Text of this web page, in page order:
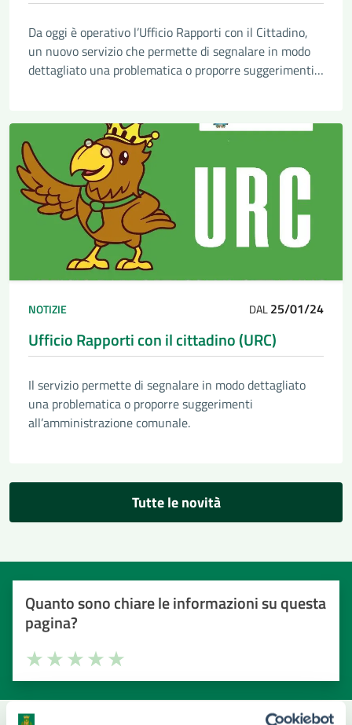
Da oggi è operativo l’Ufficio Rapporti con il Cittadino,
un nuovo servizio che permette di segnalare in modo
dettagliato una problematica o proporre suggerimenti
NOTIZIE DAL25/01/24
Ufficio Rapporti con il cittadino (URC)
Il servizio permette di segnalare in modo dettagliato
una problematica o proporre suggerimenti
all’amministrazione comunale.
Tutte le novità
Quanto sono chiare le informazioni su questa
pagina?
Valuta la chiarezza delle informazioni (da 1 a 5 stelle)
Seleziona il numero di stelle per valutare la chiarezza delle
Valuta 5 stelle su 5
Valuta 4 stelle su 5
Valuta 3 stelle su 5
Valuta 2 stelle su 5
Valuta 1 stelle su 5